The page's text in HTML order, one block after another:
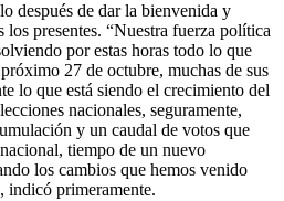
después de dar la bienvenida y
presentes. “Nuestra fuerza política
por estas horas todo lo que
27 de octubre, muchas de sus
lo que está siendo el crecimiento del
nacionales, seguramente,
y un caudal de votos que
tiempo de un nuevo
los cambios que hemos venido
indicó primeramente.